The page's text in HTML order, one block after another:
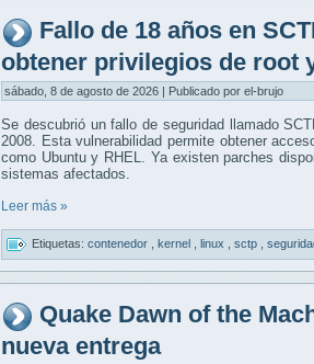
Fallo de 18 años en
obtener privilegios de root
sábado, 8 de agosto de 2026 | Publicado por el-brujo
Se descubrió un fallo de seguridad llamado
2008. Esta vulnerabilidad permite obtener
como Ubuntu y RHEL. Ya existen parches
sistemas afectados.
Leer más »
Etiquetas: contenedor kernel linux sctp
Quake Dawn of the
nueva entrega